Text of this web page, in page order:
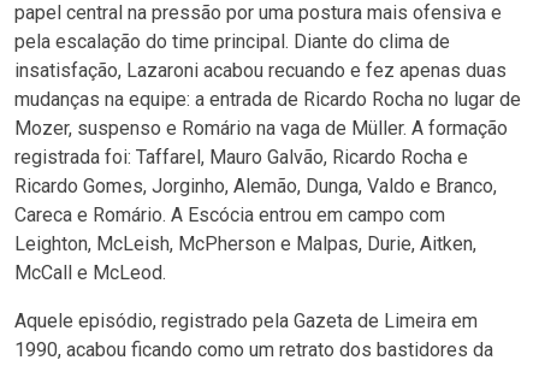
papel central na pressão por uma postura mais ofensiva e
pela escalação do time principal. Diante do clima de
insatisfação, Lazaroni acabou recuando e fez apenas duas
mudanças na equipe: a entrada de Ricardo Rocha no lugar de
Mozer, suspenso e Romário na vaga de Müller. A formação
registrada foi: Taffarel, Mauro Galvão, Ricardo Rocha e
Ricardo Gomes, Jorginho, Alemão, Dunga, Valdo e Branco,
Careca e Romário. A Escócia entrou em campo com
Leighton, McLeish, McPherson e Malpas, Durie, Aitken,
McCall e McLeod.
Aquele episódio, registrado pela Gazeta de Limeira em
1990, acabou ficando como um retrato dos bastidores da